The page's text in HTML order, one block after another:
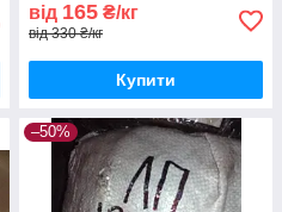
від 165 ₴/кг
від 330 ₴/кг
Купити
–50%